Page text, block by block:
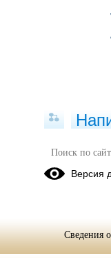
Субботник
субботник!
Версия
Сведения